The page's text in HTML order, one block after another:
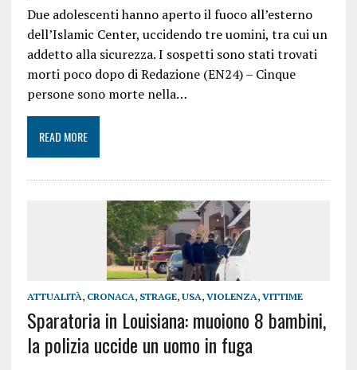
Due adolescenti hanno aperto il fuoco all’esterno
dell’Islamic Center, uccidendo tre uomini, tra cui un
addetto alla sicurezza. I sospetti sono stati trovati
morti poco dopo di Redazione (EN24) – Cinque
persone sono morte nella…
READ MORE
ATTUALITÀ, CRONACA, STRAGE, USA, VIOLENZA, VITTIME
Sparatoria in Louisiana: muoiono 8 bambini,
la polizia uccide un uomo in fuga